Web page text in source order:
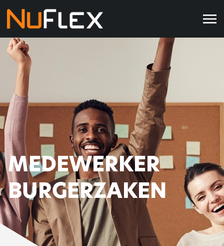
MEDEWERKER
BURGERZAKEN